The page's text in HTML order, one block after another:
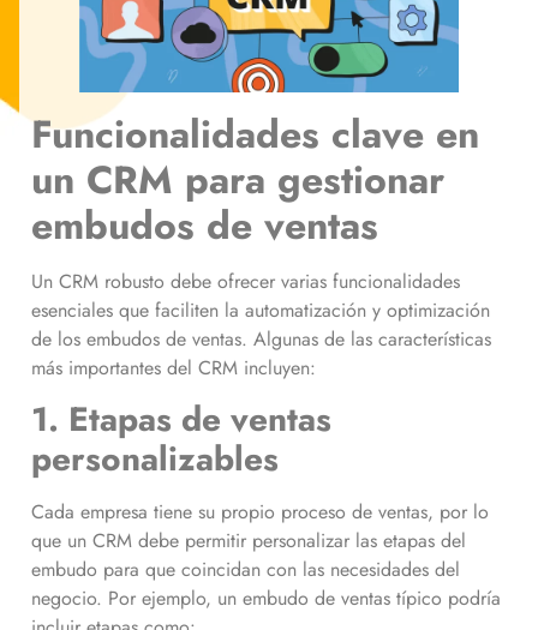
Funcionalidades clave en
un CRM para gestionar
embudos de ventas
Un CRM robusto debe ofrecer varias funcionalidades
esenciales que faciliten la automatización y optimización
de los embudos de ventas. Algunas de las características
más importantes del CRM incluyen:
1. Etapas de ventas
personalizables
Cada empresa tiene su propio proceso de ventas, por lo
que un CRM debe permitir personalizar las etapas del
embudo para que coincidan con las necesidades del
negocio. Por ejemplo, un embudo de ventas típico podría